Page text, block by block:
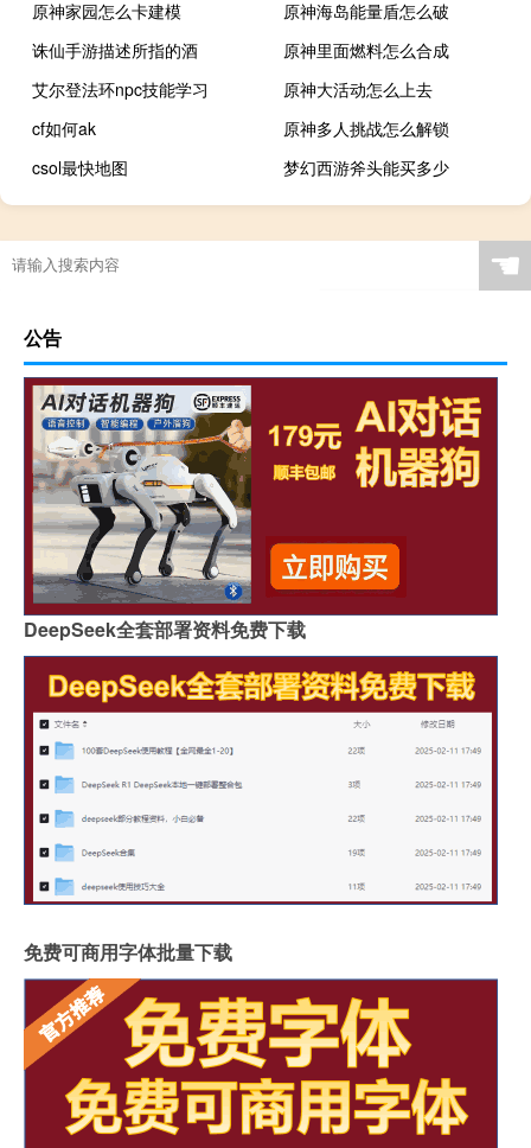
原神家园怎么卡建模
原神海岛能量盾怎么破
诛仙手游描述所指的酒
原神里面燃料怎么合成
艾尔登法环npc技能学习
原神大活动怎么上去
cf如何ak
原神多人挑战怎么解锁
csol最快地图
梦幻西游斧头能买多少
☚
公告
DeepSeek全套部署资料免费下载
免费可商用字体批量下载